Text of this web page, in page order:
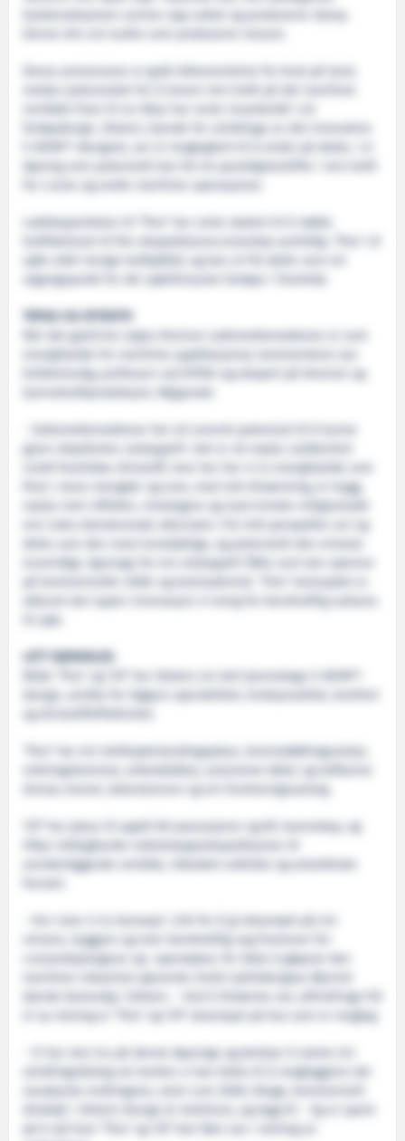
kjedereaksjonen varmar opp saltet og produserer damp.
Desse prosessane er godt dokumenterte for bruk på land,
fartøydesign. Ulstein, kjende for utviklinga av det innovative
X-BOW®-designet, ser ei moglegheit til å endre på dette, i ei
løysing som potensielt kan bli eit paradigmeskifte i rein kraft
for cruise og andre maritime operasjonar.
Ladekapasiteten til ‘Thor’ har vorte skalert til å støtte
kraftbehovet til fire ekspedisjonscruiseskip samtidig. ‘Thor’ vil
sjølv aldri trenge kraftpåfyll, og kan ut frå dette vere eit
utgangspunkt for dei sjølvforsynte fartøya i framtida.
TRYGG OG EFFEKTIV
Når det gjeld kor eigna thorium-saltsmeltereaktorar er som
energikjelde for maritime applikasjonar, kommenterer Jan
Emblemsvåg, professor ved NTNU og ekspert på thorium og
kjernekraftproduksjon, følgjande:
- Saltsmeltereaktorar har eit enormt potensial til å kunne
gjere skipsfarten utsleppsfri. Det er så mykje usikkerheit
rundt framtidas drivstoff, men her har vi ei energikjelde som
finst i store mengder og som, med rett tilnærming, er trygg,
mykje meir effektiv, rimelegare og med mindre miljøavtrykk
enn noko eksisterande alternativ. Frå mitt perspektiv ser eg
dette som den mest levedyktige, og potensielt den einaste
truverdige, løysinga for ein utsleppsfri flåte som kan operere
på kommersielle vilkår og kostnadsnivå. ‘Thor’-konseptet er
akkurat den typen innovasjon vi treng for berekraftig suksess
LETT KJENNELEG
Både ‘Thor’ og ‘Sif’ har Ulstein sin lett kjennelege X-BOW®-
design, utvikla for høgare operabilitet, funksjonalitet, komfort
‘Thor’ har ein helikopterlandingsplass, brannsløkkingsutstyr,
redningsbommar, arbeidsbåtar, autonome båtar og luftborne
dronar, kraner, laboratorium og ein forelesingssalong.
‘Sif’ har plass til opptil 80 passasjerar og 80 mannskap, og
tilbyr stillegåande nullutsleppsekspedisjonar til
avsidesliggande område, inkludert arktiske og antarktiske
- Her viser vi to konsept i eitt for å gi eksempel på ein
reinare, tryggare og meir berekraftig veg framover for
cruiseskipseigarar og -operatørar, for ikkje å gløyme den
maritime industrien generelt, fortel sjefsdesignar Øyvind
Gjerde Kamsvåg i Ulstein. - Ved å tilnærme oss utfordringa frå
ei ny retning er ‘Thor’ og ‘Sif’ eksempel på kva som er mogleg.
- Vi har stor tru på denne løysinga og ønskjer å starte ein
utviklingsdialog om korleis vi kan bidra til å mogleggjere dei
naudsynte endringane, seier Lars Ståle Skoge, kommersiell
direktør i Ulstein Design & Solutions, og legg til: - Eg er spent
på å sjå kvar ‘Thor’ og ‘Sif’ kan føre oss i retning av